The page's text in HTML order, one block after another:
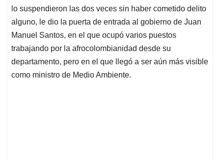
lo suspendieron las dos veces sin haber cometido delito
alguno, le dio la puerta de entrada al gobierno de Juan
Manuel Santos, en el que ocupó varios puestos
trabajando por la afrocolombianidad desde su
departamento, pero en el que llegó a ser aún más visible
como ministro de Medio Ambiente.